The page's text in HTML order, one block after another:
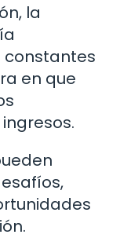
la
constantes
en que